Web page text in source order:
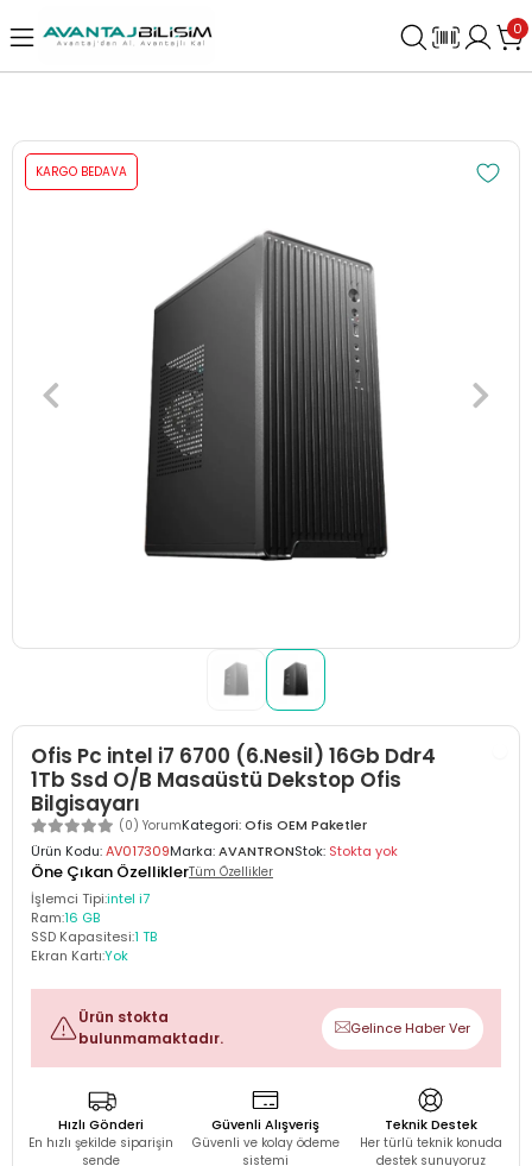
0
KARGO BEDAVA
Ofis Pc intel i7 6700 (6.Nesil) 16Gb Ddr4
1Tb Ssd O/B Masaüstü Dekstop Ofis
Bilgisayarı
(0) YorumKategori:Ofis OEM Paketler
Ürün Kodu:AV017309Marka:AVANTRONStok: Stokta yok
Öne Çıkan ÖzelliklerTüm Özellikler
İşlemci Tipi:intel i7
Ram:16 GB
SSD Kapasitesi:1 TB
Ekran Kartı:Yok
Ürün stokta
bulunmamaktadır.
Gelince Haber Ver
Hızlı Gönderi
En hızlı şekilde siparişin
sende
Güvenli Alışveriş
Güvenli ve kolay ödeme
sistemi
Teknik Destek
Her türlü teknik konuda
destek sunuyoruz